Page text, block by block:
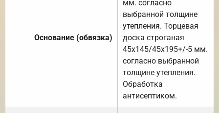
Основание (обвязка)
мм. согласно
выбранной толщине
утепления. Торцевая
доска строганая
45х145/45х195+/-5 мм.
согласно выбранной
толщине утепления.
Обработка
антисептиком.